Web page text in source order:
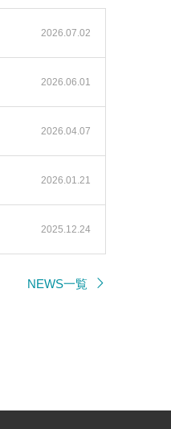
2026.07.02
2026.06.01
2026.04.07
2026.01.21
2025.12.24
NEWS一覧